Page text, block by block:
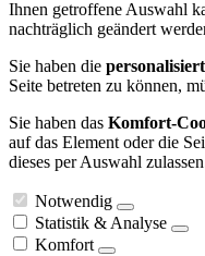
Ihnen getroffene Auswahl
nachträglich geändert
Sie haben die
Seite betreten zu können,
Sie haben das Komfort-
auf das Element oder die
dieses per Auswahl
Notwendig
Statistik & Analyse
Komfort